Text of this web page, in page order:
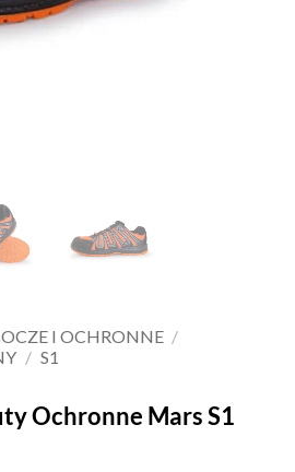
I OCHRONNE /
/ S1
Ochronne Mars S1